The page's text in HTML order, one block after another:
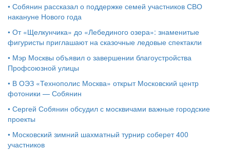
• Собянин рассказал о поддержке семей участников СВО
накануне Нового года
• От «Щелкунчика» до «Лебединого озера»: знаменитые
фигуристы приглашают на сказочные ледовые спектакли
• Мэр Москвы объявил о завершении благоустройства
Профсоюзной улицы
• В ОЭЗ «Технополис Москва» открыт Московский центр
фотоники — Собянин
• Сергей Собянин обсудил с москвичами важные городские
проекты
• Московский зимний шахматный турнир соберет 400
участников